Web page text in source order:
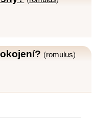
(romulus)